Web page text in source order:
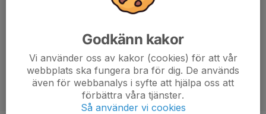
Godkänn kakor
Vi använder oss av kakor (cookies) för att vår
webbplats ska fungera bra för dig. De används
även för webbanalys i syfte att hjälpa oss att
förbättra våra tjänster.
Så använder vi cookies